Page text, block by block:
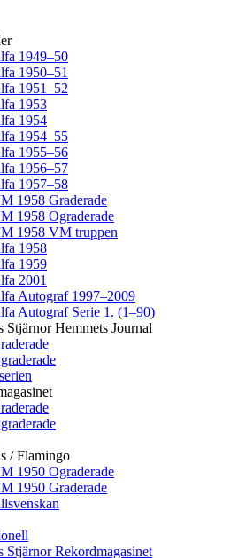
1949–50
1950–51
1951–52
1953
1954
1954–55
1955–56
1956–57
1957–58
1958 Graderade
1958 Ograderade
1958 VM truppen
1958
1959
2001
Autograf 1997–2009
Autograf Serie 1. (1–90)
Stjärnor Hemmets Journal
/ Flamingo
1950 Ograderade
1950 Graderade
Stjärnor Rekordmagasinet